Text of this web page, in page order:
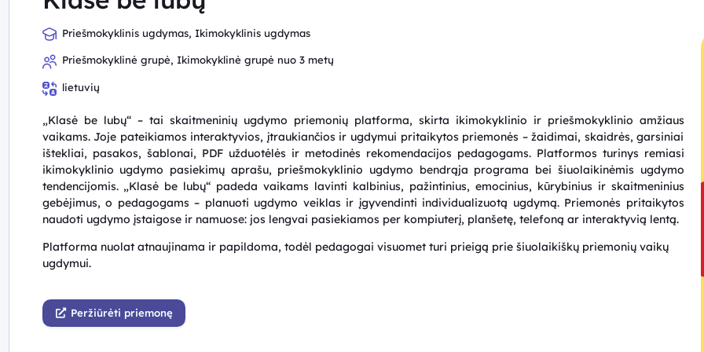
Priešmokyklinis ugdymas, Ikimokyklinis ugdymas
Priešmokyklinė grupė, Ikimokyklinė grupė nuo 3 metų
lietuvių
„Klasė be lubų“ – tai skaitmeninių ugdymo priemonių platforma, skirta ikimokyklinio ir priešmokyklinio amžiaus
vaikams. Joje pateikiamos interaktyvios, įtraukiančios ir ugdymui pritaikytos priemonės – žaidimai, skaidrės, garsiniai
ištekliai, pasakos, šablonai, PDF užduotėlės ir metodinės rekomendacijos pedagogams. Platformos turinys remiasi
ikimokyklinio ugdymo pasiekimų aprašu, priešmokyklinio ugdymo bendrąja programa bei šiuolaikinėmis ugdymo
tendencijomis. „Klasė be lubų“ padeda vaikams lavinti kalbinius, pažintinius, emocinius, kūrybinius ir skaitmeninius
gebėjimus, o pedagogams – planuoti ugdymo veiklas ir įgyvendinti individualizuotą ugdymą. Priemonės pritaikytos
naudoti ugdymo įstaigose ir namuose: jos lengvai pasiekiamos per kompiuterį, planšetę, telefoną ar interaktyvią lentą.
Platforma nuolat atnaujinama ir papildoma, todėl pedagogai visuomet turi prieigą prie šiuolaikiškų priemonių vaikų
ugdymui.
Peržiūrėti priemonę